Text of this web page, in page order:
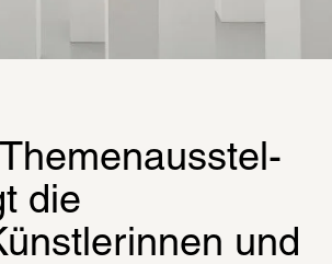
Themen­aus­stel­
die
und